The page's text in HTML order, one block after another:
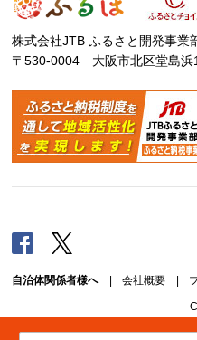
株式会社JTB ふるさと開発事業
〒530-0004 大阪市北区堂島浜
Facebook
自治体関係者様へ| 会社概要 |